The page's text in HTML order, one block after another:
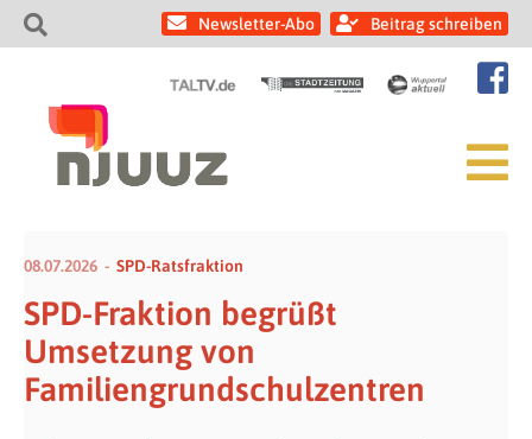
Newsletter-Abo Beitrag schreiben
08.07.2026 SPD-Ratsfraktion
SPD-Fraktion begrüßt
Umsetzung von
Familiengrundschulzentren